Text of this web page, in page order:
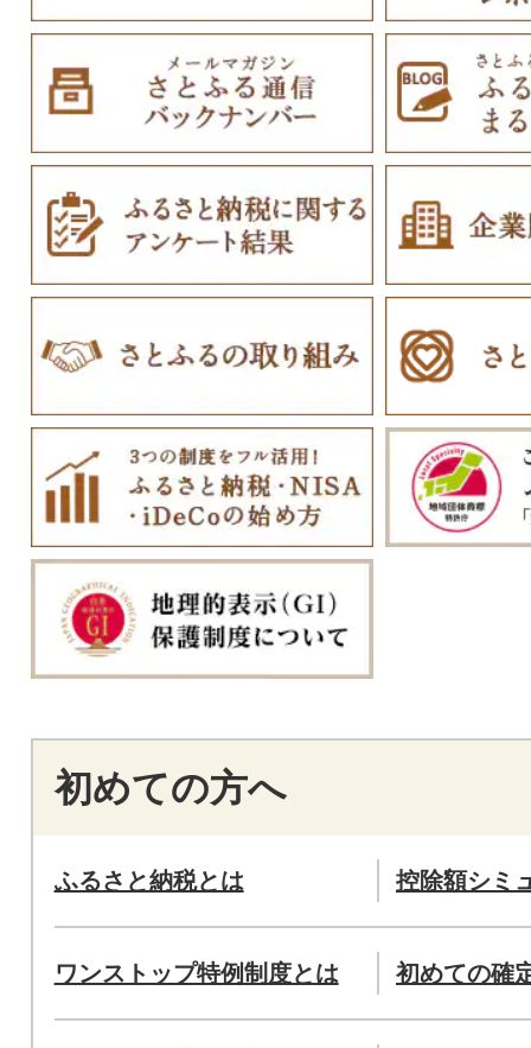
初めての方へ
ふるさと納税とは 控除額シミ
ワンストップ特例制度とは 初めての確